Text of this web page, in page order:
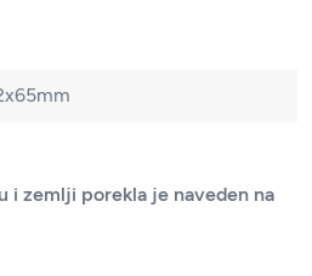
i zemlji porekla je naveden na